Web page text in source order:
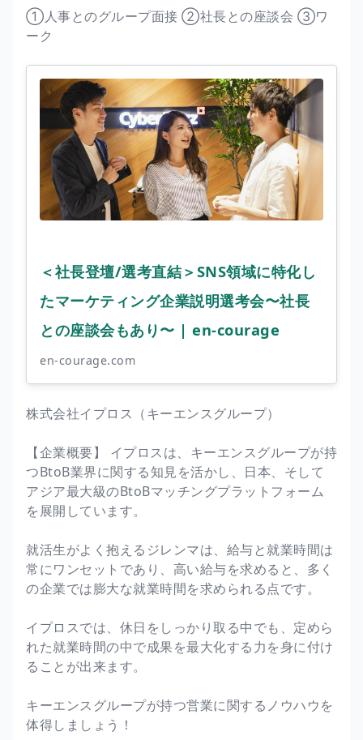
①人事とのグループ面接 ②社長との座談会 ③ワ
ーク
＜社長登壇/選考直結＞SNS領域に特化し
たマーケティング企業説明選考会〜社長
との座談会もあり〜 | en-courage
en-courage.com
株式会社イプロス（キーエンスグループ）
【企業概要】 イプロスは、キーエンスグループが持
つBtoB業界に関する知見を活かし、日本、そして
アジア最大級のBtoBマッチングプラットフォーム
を展開しています。
就活生がよく抱えるジレンマは、給与と就業時間は
常にワンセットであり、高い給与を求めると、多く
の企業では膨大な就業時間を求められる点です。
イプロスでは、休日をしっかり取る中でも、定めら
れた就業時間の中で成果を最大化する力を身に付け
ることが出来ます。
キーエンスグループが持つ営業に関するノウハウを
体得しましょう！